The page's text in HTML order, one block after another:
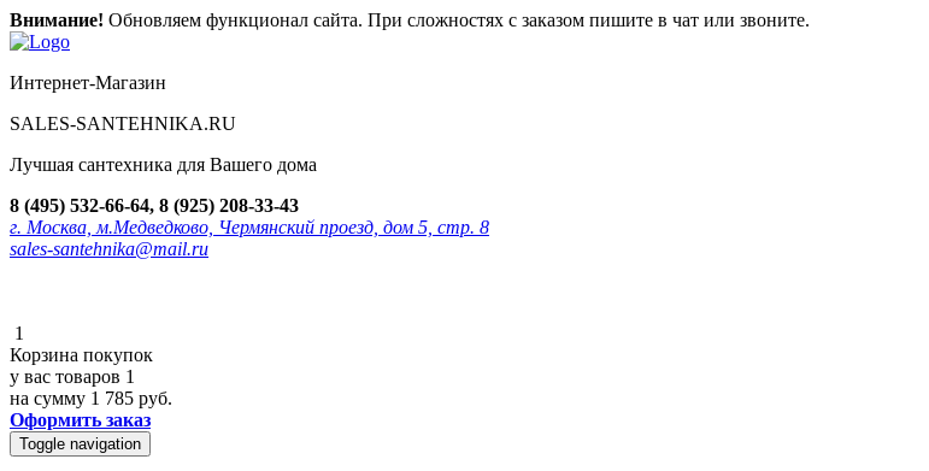
Внимание! Обновляем функционал сайта. При сложностях с заказом пишите в чат или звоните.
Интернет-Магазин
SALES-SANTEHNIKA.RU
Лучшая сантехника для Вашего дома
8 (495) 532-66-64, 8 (925) 208-33-43
г. Москва, м.Медведково, Чермянский проезд, дом 5, стр. 8
sales-santehnika@mail.ru
1
Корзина покупок
у вас товаров 1
на сумму 1 785 руб.
Оформить заказ
Toggle navigation